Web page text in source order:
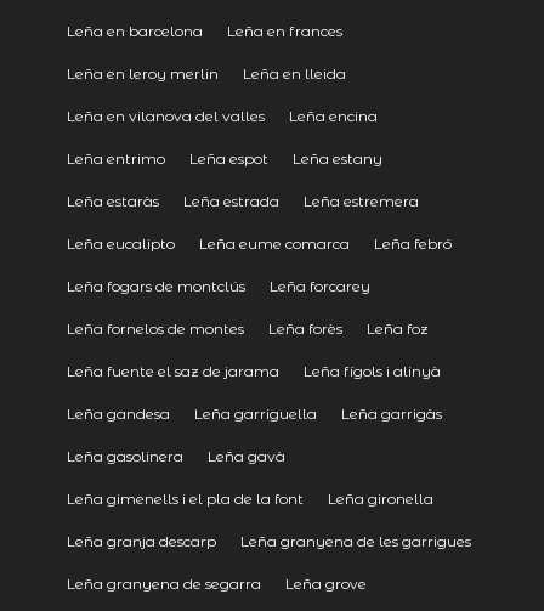
Leña en barcelona Leña en frances
Leña en leroy merlin Leña en lleida
Leña en vilanova del valles Leña encina
Leña entrimo Leña espot Leña estany
Leña estaràs Leña estrada Leña estremera
Leña eucalipto Leña eume comarca Leña febró
Leña fogars de montclús Leña forcarey
Leña fornelos de montes Leña forès Leña foz
Leña fuente el saz de jarama Leña fígols i alinyà
Leña gandesa Leña garriguella Leña garrigàs
Leña gasolinera Leña gavà
Leña gimenells i el pla de la font Leña gironella
Leña granja descarp Leña granyena de les garrigues
Leña granyena de segarra Leña grove